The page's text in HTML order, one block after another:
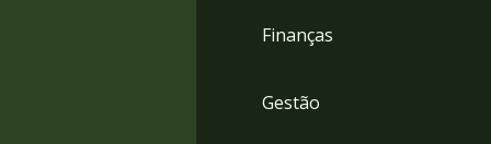
Finanças
Gestão